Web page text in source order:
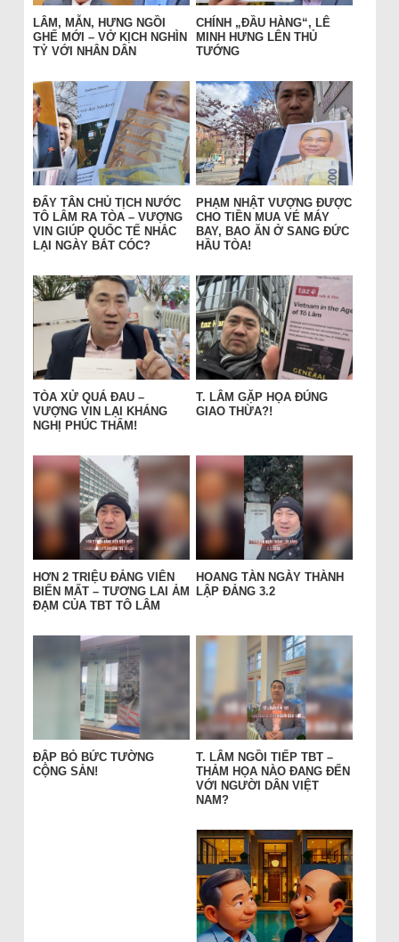
LÂM, MẪN, HƯNG NGỒI
GHẾ MỚI – VỞ KỊCH NGHÌN
TỶ VỚI NHÂN DÂN
CHÍNH „ĐẦU HÀNG“, LÊ
MINH HƯNG LÊN THỦ
TƯỚNG
ĐẨY TÂN CHỦ TỊCH NƯỚC
TÔ LÂM RA TÒA – VƯỢNG
VIN GIÚP QUỐC TẾ NHẮC
LẠI NGÀY BẮT CÓC?
PHẠM NHẬT VƯỢNG ĐƯỢC
CHO TIỀN MUA VÉ MÁY
BAY, BAO ĂN Ở SANG ĐỨC
HẦU TÒA!
TÒA XỬ QUÁ ĐAU –
VƯỢNG VIN LẠI KHÁNG
NGHỊ PHÚC THẨM!
T. LÂM GẶP HỌA ĐÚNG
GIAO THỪA?!
HƠN 2 TRIỆU ĐẢNG VIÊN
BIẾN MẤT – TƯƠNG LAI ẢM
ĐẠM CỦA TBT TÔ LÂM
HOANG TÀN NGÀY THÀNH
LẬP ĐẢNG 3.2
ĐẬP BỎ BỨC TƯỜNG
CỘNG SẢN!
T. LÂM NGỒI TIẾP TBT –
THẢM HỌA NÀO ĐANG ĐẾN
VỚI NGƯỜI DÂN VIỆT
NAM?